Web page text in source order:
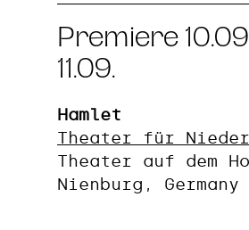
Premiere
11.09.
Hamlet
Theater für
Theater auf dem
Nienburg, Germany